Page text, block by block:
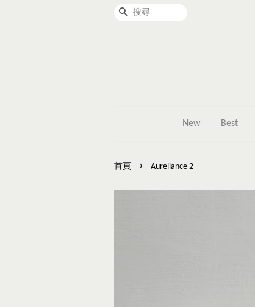
搜尋
New Best
首頁 › Aureliance 2